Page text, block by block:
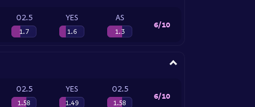
O2.5
1.7
YES
1.6
AS
1.3
6/10
O2.5
1.58
YES
1.49
O2.5
1.58
6/10